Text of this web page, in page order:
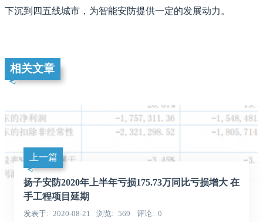
下沉到四五线城市，为智能安防提供一定的发展动力。
相关文章
上一篇
扬子安防2020年上半年亏损175.73万同比亏损增大 在
手工程项目延期
发表于 2020-08-21 浏览 569 评论 0